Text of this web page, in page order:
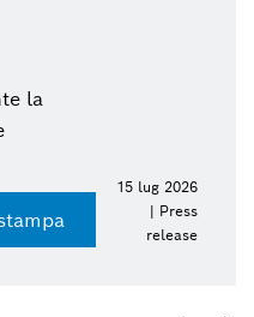
la
15 lug 2026
| Press
release